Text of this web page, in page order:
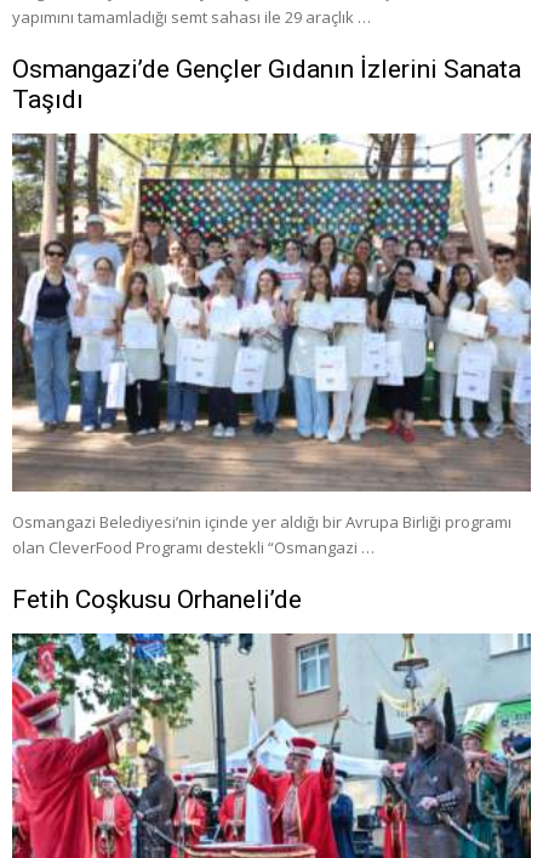
yapımını tamamladığı semt sahası ile 29 araçlık …
Osmangazi’de Gençler Gıdanın İzlerini Sanata
Taşıdı
Osmangazi Belediyesi’nin içinde yer aldığı bir Avrupa Birliği programı
olan CleverFood Programı destekli “Osmangazi …
Fetih Coşkusu Orhaneli’de